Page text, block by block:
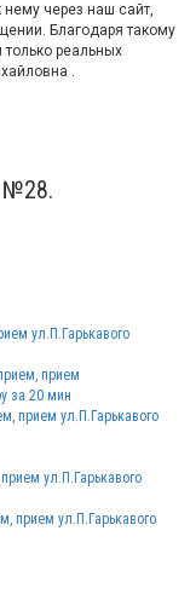
через наш сайт,
Благодаря такому
реальных
.
№28.
ул.П.Гарькавого
прием
за 20 мин
прием ул.П.Гарькавого
ул.П.Гарькавого
прием ул.П.Гарькавого